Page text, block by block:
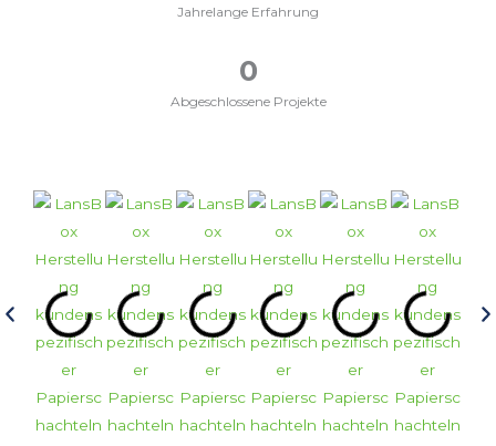
Jahrelange Erfahrung
Abgeschlossene Projekte
0